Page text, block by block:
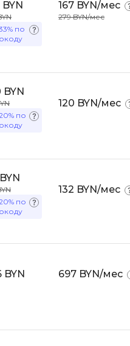
BYN
по
167 BYN/мес
279 BYN/мес
BYN
по
120 BYN/мес
по
132 BYN/мес
BYN 697 BYN/мес